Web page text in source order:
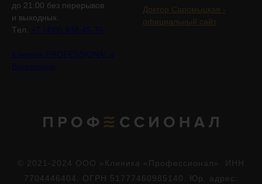
до 21:00 без перерывов
и выходных.
Tел. +7 (499) 938-45-75
Клиника PROFESSIONAL в
Волгограде
Доктор Саромыцкая -
официальный сайт
© 2021-2024 ООО «Клиника «Профессионал». ИНН
7704446404. ОГРН 51777460985140. Юр. адрес: